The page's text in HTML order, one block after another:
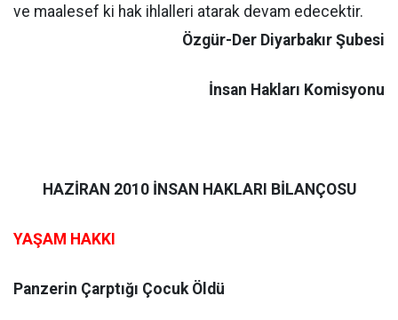
ve maalesef ki hak ihlalleri atarak devam edecektir.
Özgür-Der Diyarbakır Şubesi
İnsan Hakları Komisyonu
HAZİRAN 2010 İNSAN HAKLARI BİLANÇOSU
YAŞAM HAKKI
Panzerin Çarptığı Çocuk Öldü